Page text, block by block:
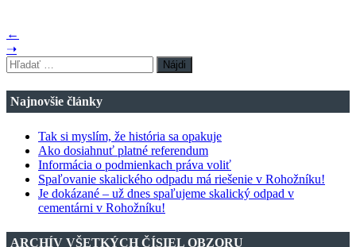
←
➝
Hľadať:
Najnovšie články
Tak si myslím, že história sa opakuje
Ako dosiahnuť platné referendum
Informácia o podmienkach práva voliť
Spaľovanie skalického odpadu má riešenie v Rohožníku!
Je dokázané – už dnes spaľujeme skalický odpad v
cementárni v Rohožníku!
ARCHÍV VŠETKÝCH ČÍSIEL OBZORU